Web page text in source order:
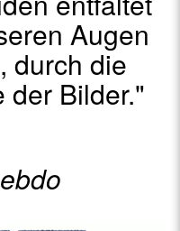
Augen
durch die
der Bilder."